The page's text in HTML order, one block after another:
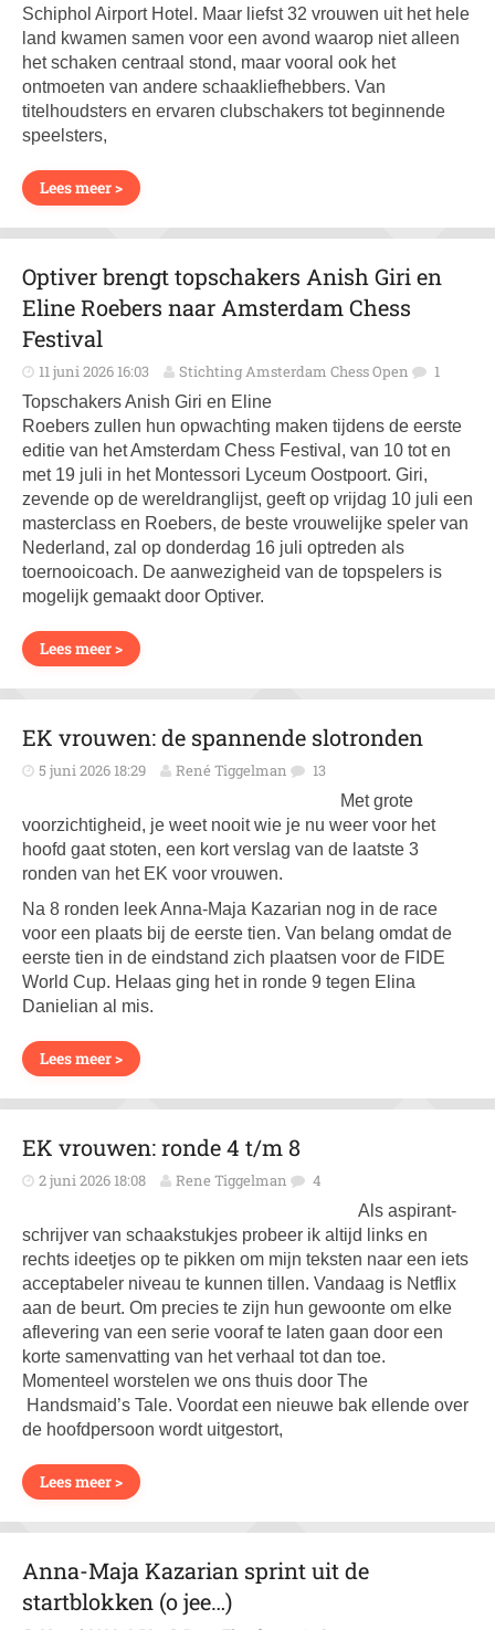
Schiphol Airport Hotel. Maar liefst 32 vrouwen uit het hele
land kwamen samen voor een avond waarop niet alleen
het schaken centraal stond, maar vooral ook het
ontmoeten van andere schaakliefhebbers. Van
titelhoudsters en ervaren clubschakers tot beginnende
speelsters,
Lees meer >
Optiver brengt topschakers Anish Giri en
Eline Roebers naar Amsterdam Chess
Festival
11 juni 2026 16:03 Stichting Amsterdam Chess Open 1
Topschakers Anish Giri en Eline
Roebers zullen hun opwachting maken tijdens de eerste
editie van het Amsterdam Chess Festival, van 10 tot en
met 19 juli in het Montessori Lyceum Oostpoort. Giri,
zevende op de wereldranglijst, geeft op vrijdag 10 juli een
masterclass en Roebers, de beste vrouwelijke speler van
Nederland, zal op donderdag 16 juli optreden als
toernooicoach. De aanwezigheid van de topspelers is
mogelijk gemaakt door Optiver.
Lees meer >
EK vrouwen: de spannende slotronden
5 juni 2026 18:29 René Tiggelman 13
Met grote
voorzichtigheid, je weet nooit wie je nu weer voor het
hoofd gaat stoten, een kort verslag van de laatste 3
ronden van het EK voor vrouwen.
Na 8 ronden leek Anna-Maja Kazarian nog in de race
voor een plaats bij de eerste tien. Van belang omdat de
eerste tien in de eindstand zich plaatsen voor de FIDE
World Cup. Helaas ging het in ronde 9 tegen Elina
Danielian al mis.
Lees meer >
EK vrouwen: ronde 4 t/m 8
2 juni 2026 18:08 Rene Tiggelman 4
Als aspirant-
schrijver van schaakstukjes probeer ik altijd links en
rechts ideetjes op te pikken om mijn teksten naar een iets
acceptabeler niveau te kunnen tillen. Vandaag is Netflix
aan de beurt. Om precies te zijn hun gewoonte om elke
aflevering van een serie vooraf te laten gaan door een
korte samenvatting van het verhaal tot dan toe.
Momenteel worstelen we ons thuis door The
Handsmaid’s Tale. Voordat een nieuwe bak ellende over
de hoofdpersoon wordt uitgestort,
Lees meer >
Anna-Maja Kazarian sprint uit de
startblokken (o jee…)